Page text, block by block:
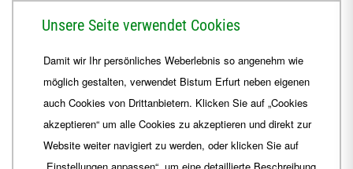
+49 361 6572-444
ordinariat Bistum-Erfurt.de
Unsere Seite verwendet Cookies
Damit wir Ihr persönliches Weberlebnis so angenehm wie
möglich gestalten, verwendet Bistum Erfurt neben eigenen
auch Cookies von Drittanbietern. Klicken Sie auf „Cookies
akzeptieren“ um alle Cookies zu akzeptieren und direkt zur
Website weiter navigiert zu werden, oder klicken Sie auf
„Einstellungen anpassen“, um eine detaillierte Beschreibung